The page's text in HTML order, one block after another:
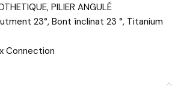
, PILIER ANGULÉ
23°, Bont înclinat 23 °, Titanium
Connection